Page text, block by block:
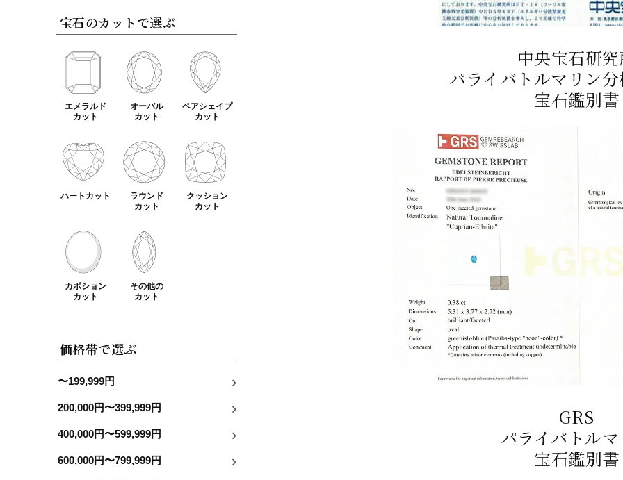
宝石のカットで選ぶ
エメラルド
カット
オーバル
カット
ペアシェイプ
カット
ハートカット
ラウンド
カット
クッション
カット
カボション
カット
その他の
カット
価格帯で選ぶ
〜199,999円
200,000円〜399,999円
400,000円〜599,999円
600,000円〜799,999円
中央宝石研
パライバトルマリン
宝石鑑別書
GRS
パライバトル
宝石鑑別書